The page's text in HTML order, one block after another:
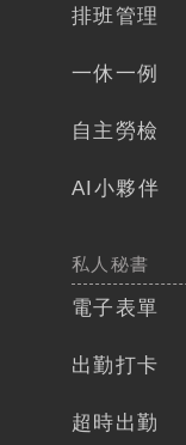
排班管理​
一休一例
自主勞檢​
AI小夥伴
私人秘書
電子表單
出勤打卡​
超時出勤